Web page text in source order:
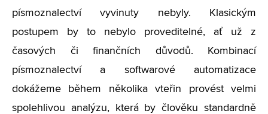
písmoznalectví vyvinuty nebyly. Klasickým
postupem by to nebylo proveditelné, ať už z
časových či finančních důvodů. Kombinací
písmoznalectví a softwarové automatizace
dokážeme během několika vteřin provést velmi
spolehlivou analýzu, která by člověku standardně